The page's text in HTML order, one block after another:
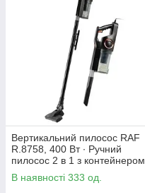
Вертикальний пилосос RAF
R.8758, 400 Вт ∙ Ручний
пилосос 2 в 1 з контейнером
В наявності 333 од.